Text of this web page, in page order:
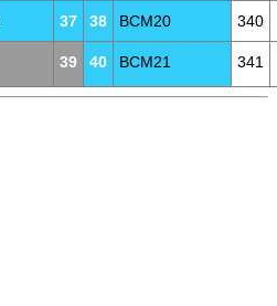
37 38 BCM20 340
39 40 BCM21 341